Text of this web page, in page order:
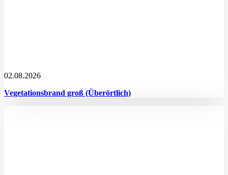
02.08.2026
Vegetationsbrand groß (Überörtlich)